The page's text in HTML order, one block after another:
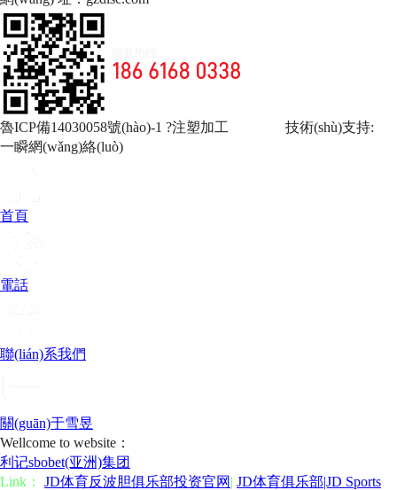
魯ICP備14030058號(hào)-1 ?注塑加工 技術(shù)支持:
一瞬網(wǎng)絡(luò)
首頁
電話
聯(lián)系我們
關(guān)于雪昱
Wellcome to website：
利记sbobet(亚洲)集团
Link： JD体育反波胆俱乐部投资官网 | JD体育俱乐部|JD Sports